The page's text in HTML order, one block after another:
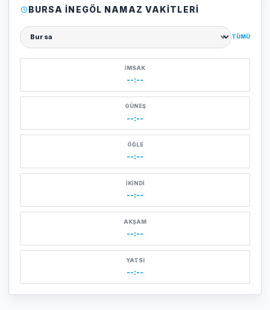
BURSA İNEGÖL NAMAZ VAKITLERI
Şehir seçin
TÜMÜ
İMSAK
--:--
GÜNEŞ
--:--
ÖĞLE
--:--
İKINDI
--:--
AKŞAM
--:--
YATSI
--:--